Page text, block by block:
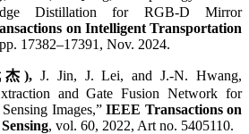
Distillation for RGB-D Mirror
on Intelligent Transportation
17382–17391, Nov. 2024.
杰), J. Jin, J. Lei, and J.-N. Hwang,
and Gate Fusion Network for
Images,”IEEE Transactions on
, vol. 60, 2022, Art no. 5405110.